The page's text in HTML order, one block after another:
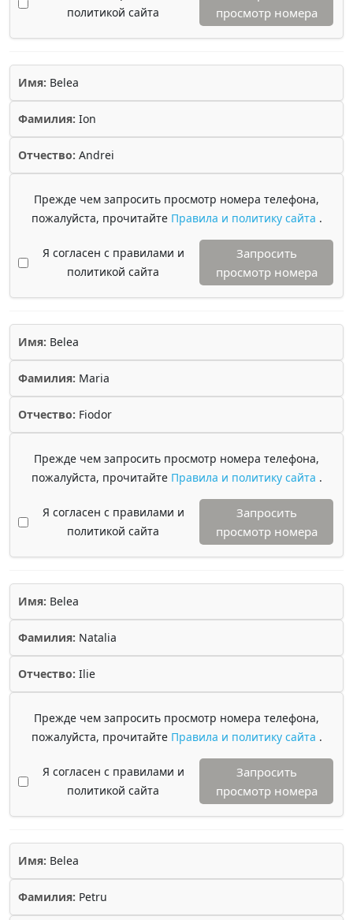
политикой сайта
просмотр номера
Имя: Belea
Фамилия: Ion
Отчество: Andrei
Прежде чем запросить просмотр номера телефона,
пожалуйста, прочитайте Правила и политику сайта .
Я согласен с правилами и
политикой сайта
Запросить
просмотр номера
Имя: Belea
Фамилия: Maria
Отчество: Fiodor
Прежде чем запросить просмотр номера телефона,
пожалуйста, прочитайте Правила и политику сайта .
Я согласен с правилами и
политикой сайта
Запросить
просмотр номера
Имя: Belea
Фамилия: Natalia
Отчество: Ilie
Прежде чем запросить просмотр номера телефона,
пожалуйста, прочитайте Правила и политику сайта .
Я согласен с правилами и
политикой сайта
Запросить
просмотр номера
Имя: Belea
Фамилия: Petru